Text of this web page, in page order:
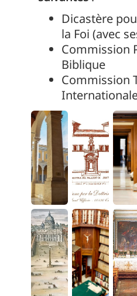
Dicastère
la Foi (avec
Commission
Biblique
Commission